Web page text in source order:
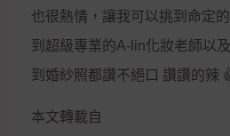
也很熱情，讓我可以挑到命定
到超級專業的A-lin化妝老師以
到婚紗照都讚不絕口 讚讚的辣
本文轉載自